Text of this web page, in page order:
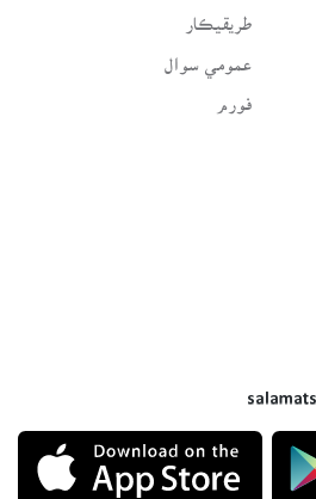
طريقيڪار
عمومي سوال
فورم